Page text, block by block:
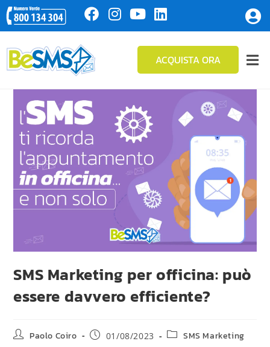
ACQUISTA ORA
SMS Marketing per officina: può
essere davvero efficiente?
Paolo Coiro 01/08/2023 SMS Marketing